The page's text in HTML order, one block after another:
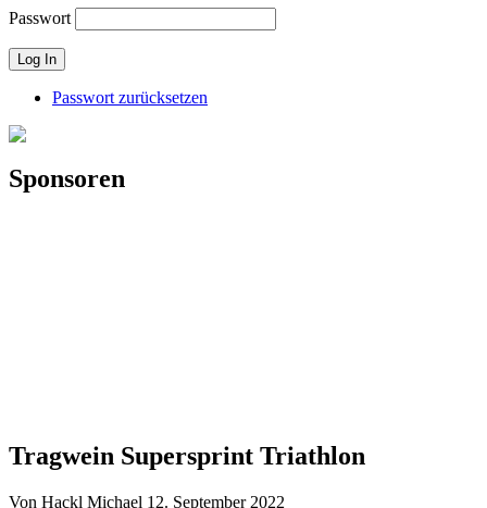
Passwort
Passwort zurücksetzen
Sponsoren
Tragwein Supersprint Triathlon
Von Hackl Michael 12. September 2022